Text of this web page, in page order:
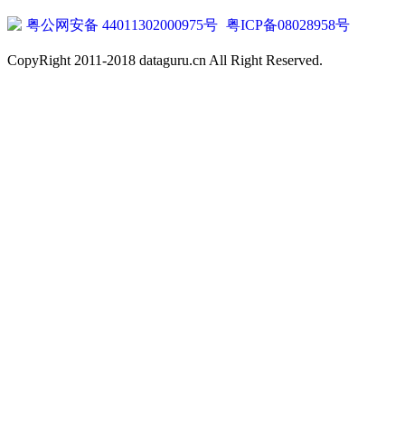
粤公网安备 44011302000975号 粤ICP备08028958号
CopyRight 2011-2018 dataguru.cn All Right Reserved.